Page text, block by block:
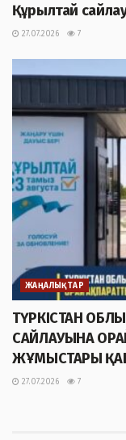
Құрылтай
27.07.2026 7
ЖАҢАЛЫҚТАР
ТҮРКІСТАН
САЙЛАУЫНА
ЖҰМЫСТАРЫ
27.07.2026 7